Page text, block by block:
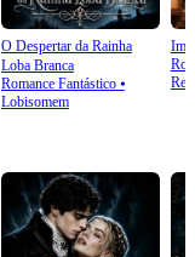
O Despertar da Rainha
Loba Branca
Romance Fantástico⦁
Lobisomem